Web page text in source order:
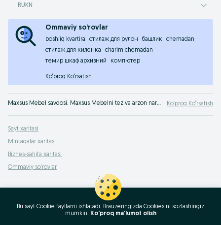
RUKN
Ommaviy so‘rovlar
boshliq kvartira стилаж для рулон башлик
chemadan
стилаж для киленка
charim chemadan
темир шкаф архивний
компютер
Ko‘proq Ko‘rsatish
Maxsus Mebel savdosi. Maxsus Mebelni tez va arzon narxda OLX.uz Toshkent e‘lonlar taxtasida sotib olish mumkin! Ko‘proq Ko‘rsatish
Sayt xaritasi
Mintaqalar xaritasi
Biznes-sahifa xaritasi
Ommaviy so‘rovlar
Bu sayt Cookie fayllarni ishlatadi. Brauzeringizda Cookies'ni sozlashingiz
mumkin. Ko'proq ma'lumot olish